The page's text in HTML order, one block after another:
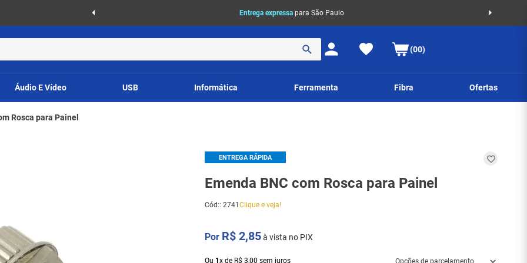
Entrega expressa para São Paulo
(00)
Áudio E Vídeo USB Informática Ferramenta Fibra Ofertas
Rosca para Painel
ENTREGA RÁPIDA
Emenda BNC com Rosca para Painel
Cód::2741Clique e veja!
R$ 2,85à vista no PIX
Ou 1x de R$ 3,00 sem juros Opções de parcelamento